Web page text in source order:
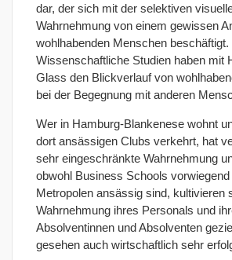
dar, der sich mit der selektiven
Wahrnehmung von einem gewissen
wohlhabenden Menschen beschäftigt.
Wissenschaftliche Studien haben mit
Glass den Blickverlauf von
bei der Begegnung mit anderen
Wer in Hamburg-Blankenese wohnt
dort ansässigen Clubs verkehrt, hat
sehr eingeschränkte Wahrnehmung
obwohl Business Schools vorwiegend
Metropolen ansässig sind, kultivieren
Wahrnehmung ihres Personals und
Absolventinnen und Absolventen
gesehen auch wirtschaftlich sehr